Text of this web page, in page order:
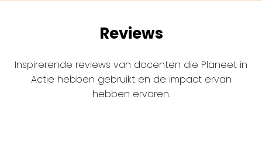
Reviews
Inspirerende reviews van docenten die Planeet in
Actie hebben gebruikt en de impact ervan
hebben ervaren.